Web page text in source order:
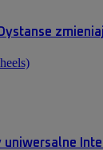
Dystanse
uniwersalne